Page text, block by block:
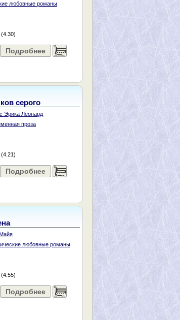
любовные романы
Подробнее ......
серого
Эрика Леонард
проза
Подробнее ......
любовные романы
Подробнее ......